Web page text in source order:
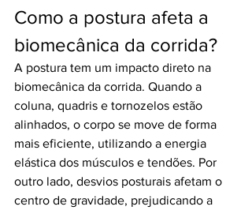
Como a postura afeta a
biomecânica da corrida?
A postura tem um impacto direto na
biomecânica da corrida. Quando a
coluna, quadris e tornozelos estão
alinhados, o corpo se move de forma
mais eficiente, utilizando a energia
elástica dos músculos e tendões. Por
outro lado, desvios posturais afetam o
centro de gravidade, prejudicando a